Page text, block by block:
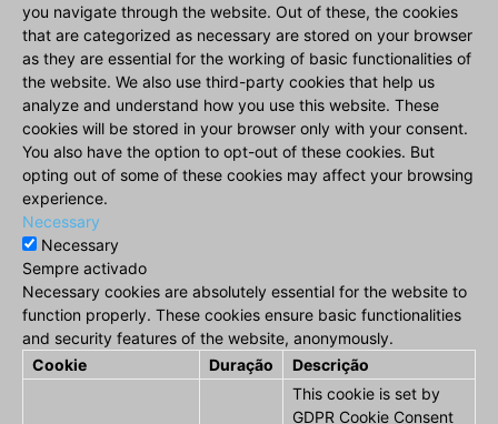
you navigate through the website. Out of these, the cookies
that are categorized as necessary are stored on your browser
as they are essential for the working of basic functionalities of
the website. We also use third-party cookies that help us
analyze and understand how you use this website. These
cookies will be stored in your browser only with your consent.
You also have the option to opt-out of these cookies. But
opting out of some of these cookies may affect your browsing
experience.
Necessary
Necessary
Sempre activado
Necessary cookies are absolutely essential for the website to
function properly. These cookies ensure basic functionalities
and security features of the website, anonymously.
Cookie
Duração Descrição
This cookie is set by
GDPR Cookie Consent